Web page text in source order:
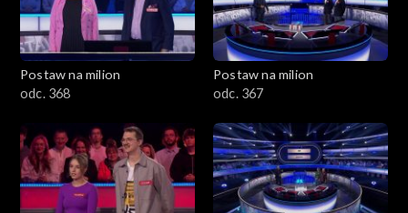
Postaw na milion
odc. 368
Postaw na milion
odc. 367